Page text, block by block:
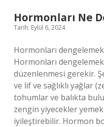
Hormonları Ne
Tarih: Eylül 6, 2024
Hormonları
Hormonları dengelemek
düzenlenmesi gerekir.
ve lif ve sağlıklı yağlar
tohumlar ve balıkta
zengin yiyecekler
iyileştirebilir. Hormon